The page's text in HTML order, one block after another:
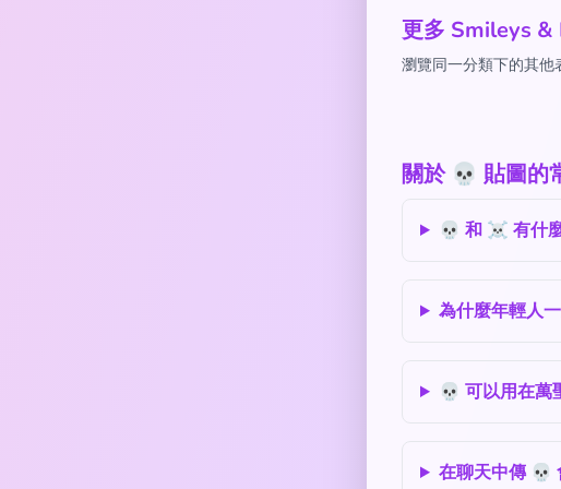
更多 Smileys &
瀏覽同一分類下的其他
關於 💀 貼圖的
💀 和 ☠️ 有什
為什麼年輕人
💀 可以用在萬
在聊天中傳 💀